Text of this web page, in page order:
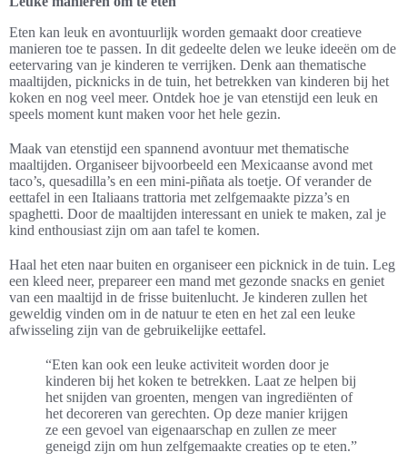
Eten kan leuk en avontuurlijk worden gemaakt door creatieve
manieren toe te passen. In dit gedeelte delen we leuke ideeën om de
eetervaring van je kinderen te verrijken. Denk aan thematische
maaltijden, picknicks in de tuin, het betrekken van kinderen bij het
koken en nog veel meer. Ontdek hoe je van etenstijd een leuk en
speels moment kunt maken voor het hele gezin.
Maak van etenstijd een spannend avontuur met thematische
maaltijden. Organiseer bijvoorbeeld een Mexicaanse avond met
taco’s, quesadilla’s en een mini-piñata als toetje. Of verander de
eettafel in een Italiaans trattoria met zelfgemaakte pizza’s en
spaghetti. Door de maaltijden interessant en uniek te maken, zal je
kind enthousiast zijn om aan tafel te komen.
Haal het eten naar buiten en organiseer een picknick in de tuin. Leg
een kleed neer, prepareer een mand met gezonde snacks en geniet
van een maaltijd in de frisse buitenlucht. Je kinderen zullen het
geweldig vinden om in de natuur te eten en het zal een leuke
afwisseling zijn van de gebruikelijke eettafel.
“Eten kan ook een leuke activiteit worden door je
kinderen bij het koken te betrekken. Laat ze helpen bij
het snijden van groenten, mengen van ingrediënten of
het decoreren van gerechten. Op deze manier krijgen
ze een gevoel van eigenaarschap en zullen ze meer
geneigd zijn om hun zelfgemaakte creaties op te eten.”